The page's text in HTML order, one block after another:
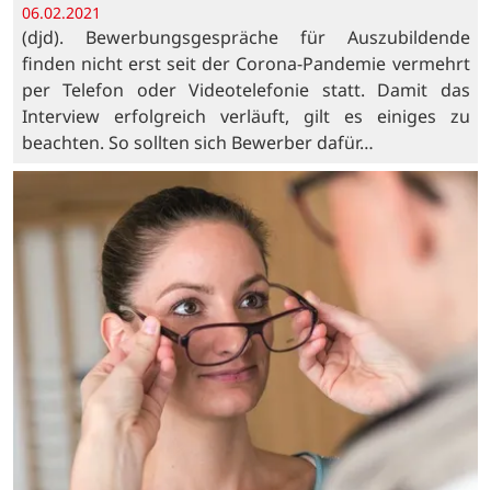
06.02.2021
(djd). Bewerbungsgespräche für Auszubildende
finden nicht erst seit der Corona-Pandemie vermehrt
per Telefon oder Videotelefonie statt. Damit das
Interview erfolgreich verläuft, gilt es einiges zu
beachten. So sollten sich Bewerber dafür…